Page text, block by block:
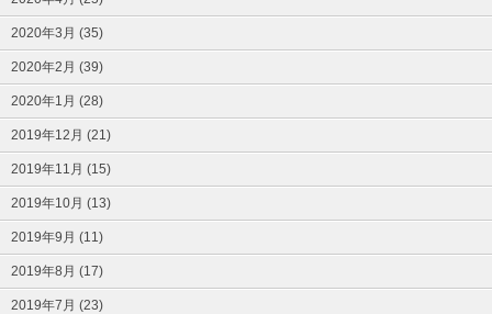
2020年3月 (35)
2020年2月 (39)
2020年1月 (28)
2019年12月 (21)
2019年11月 (15)
2019年10月 (13)
2019年9月 (11)
2019年8月 (17)
2019年7月 (23)